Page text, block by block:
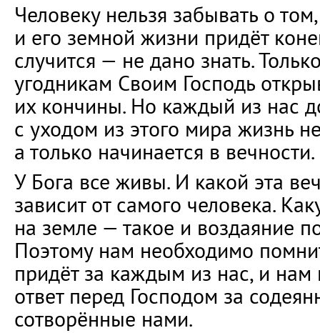
Человеку нельзя забывать о
и его земной жизни придёт
случится — не дано знать.
угодникам Своим Господь
их кончины. Но каждый из нас
с уходом из этого мира жизнь
а только начинается в вечности.
У Бога все живы. И какой эта
зависит от самого человека.
на земле — такое и воздаяние
Поэтому нам необходимо
придёт за каждым из нас, и нам
ответ перед Господом за
сотворённые нами.